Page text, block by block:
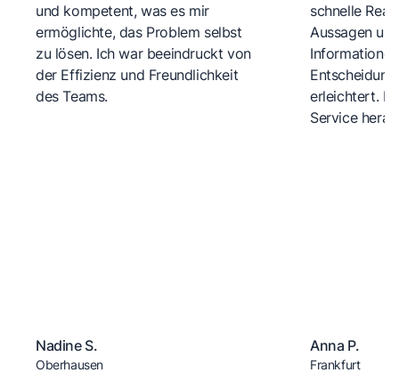
und kompetent, was es mir
ermöglichte, das Problem selbst
zu lösen. Ich war beeindruckt von
der Effizienz und Freundlichkeit
des Teams.
Nadine S.
Oberhausen
schnelle
Aussagen
erleichtert.
Service
Anna P.
Frankfurt